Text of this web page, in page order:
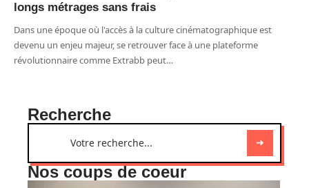
longs métrages sans frais
Dans une époque où l'accès à la culture cinématographique est
devenu un enjeu majeur, se retrouver face à une plateforme
révolutionnaire comme Extrabb peut…
Recherche
Nos coups de coeur